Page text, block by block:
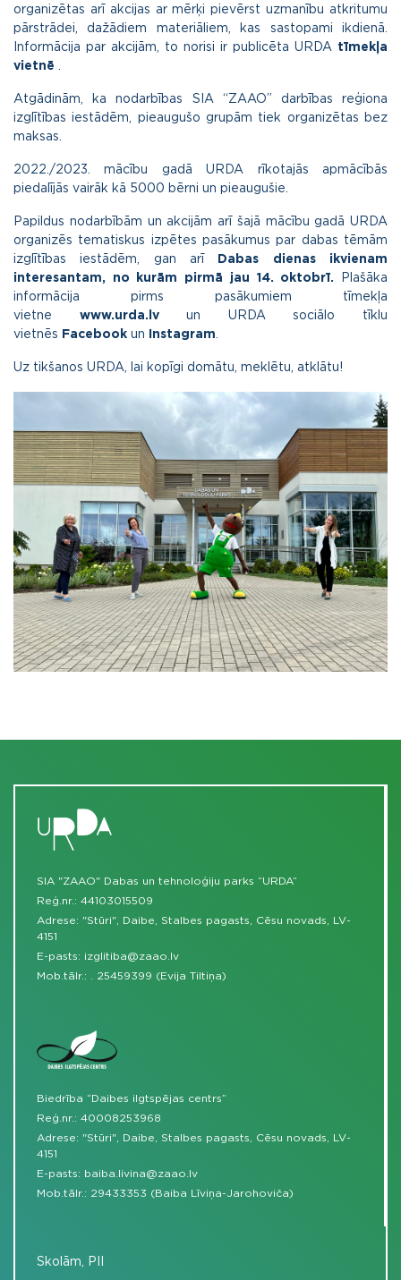
organizētas arī akcijas ar mērķi pievērst uzmanību atkritumu
pārstrādei, dažādiem materiāliem, kas sastopami ikdienā.
Informācija par akcijām, to norisi ir publicēta URDA tīmekļa
vietnē
Atgādinām, ka nodarbības SIA “ZAAO” darbības reģiona
izglītības iestādēm, pieaugušo grupām tiek organizētas bez
maksas.
2022./2023. mācību gadā URDA rīkotajās apmācībās
piedalījās vairāk kā 5000 bērni un pieaugušie.
Papildus nodarbībām un akcijām arī šajā mācību gadā URDA
organizēs tematiskus izpētes pasākumus par dabas tēmām
izglītības iestādēm, gan arī
Dabas dienas ikvienam
interesantam, no kurām pirmā jau 14. oktobrī. Plašāka
informācija pirms pasākumiem tīmekļa
vietne www.urda.lvun URDA sociālo tīklu
vietnēs Facebook un Instagram
Uz tikšanos URDA, lai kopīgi domātu, meklētu, atklātu!
SIA "ZAAO" Dabas un tehnoloģiju parks “URDA”
Reģ.nr.: 44103015509
Adrese: "Stūri", Daibe, Stalbes pagasts, Cēsu novads, LV-
4151
E-pasts: izglitiba@zaao.lv
Mob.tālr.:
25459399 (Evija Tiltiņa)
Biedrība “Daibes ilgtspējas centrs”
Reģ.nr.: 40008253968
Adrese: "Stūri", Daibe, Stalbes pagasts, Cēsu novads, LV-
4151
E-pasts: baiba.livina@zaao.lv
Mob.tālr.: 29433353 (Baiba Līviņa-Jarohoviča)
Skolām, PII